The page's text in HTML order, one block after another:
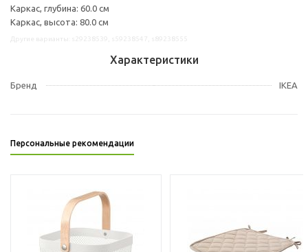
Каркас, глубина: 60.0 см
Каркас, высота: 80.0 см
Характеристики
Бренд IKEA
Персональные рекомендации